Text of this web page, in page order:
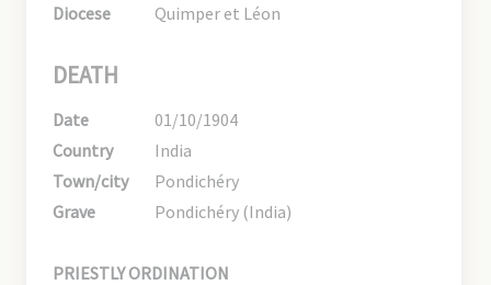
Diocese
Quimper et Léon
DEATH
Date
01/10/1904
Country
India
Town/city
Pondichéry
Grave
Pondichéry (India)
PRIESTLY ORDINATION